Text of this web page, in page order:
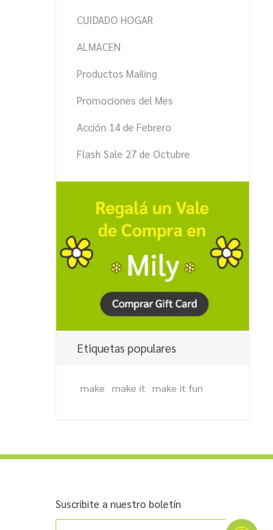
CUIDADO HOGAR
ALMACEN
Productos Mailing
Promociones del Mes
Acción 14 de Febrero
Flash Sale 27 de Octubre
Etiquetas populares
make make it make it fun
Suscribite a nuestro boletín